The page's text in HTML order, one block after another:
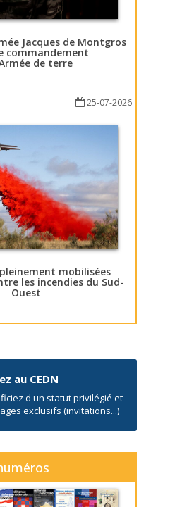
Jacques de Montgros
commandement
de terre
25-07-2026
mobilisées
les incendies du Sud-
Ouest
au CEDN
d'un statut privilégié et
exclusifs (invitations...)